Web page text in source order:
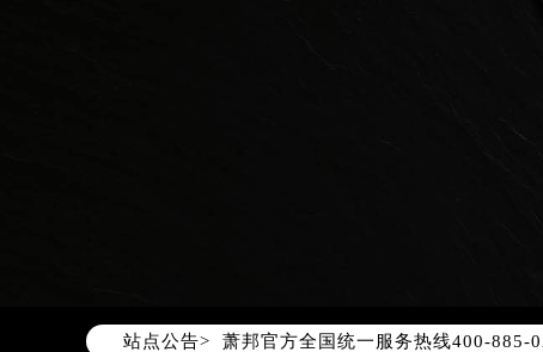
站点公告>
2026年8月萧邦中国区售后服务网络
萧邦官方全国统一服务热线400-
2026年8月萧邦售后服务中心最新网